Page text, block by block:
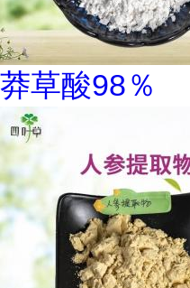
莽草酸98％